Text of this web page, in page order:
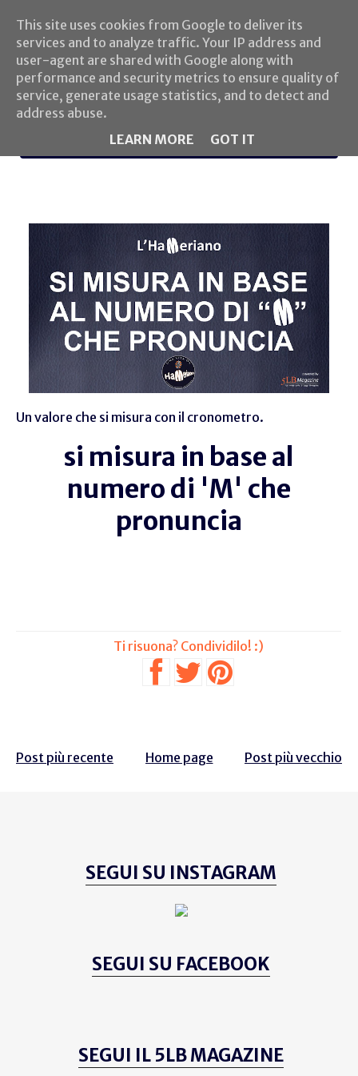
MENU
Un valore che si misura con il cronometro.
si misura in base al
numero di 'M' che
pronuncia
Post più recente Home page Post più vecchio
SEGUI SU INSTAGRAM
SEGUI SU FACEBOOK
SEGUI IL 5LB MAGAZINE
This site uses cookies from Google to deliver its
services and to analyze traffic. Your IP address and
user-agent are shared with Google along with
performance and security metrics to ensure quality of
service, generate usage statistics, and to detect and
address abuse.
LEARN MORE
GOT IT